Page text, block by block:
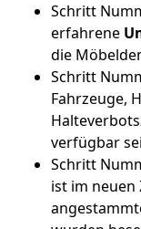
Schritt
erfahrene
die
Schritt
Fahrzeuge,
verfügbar
Schritt
ist im neuen